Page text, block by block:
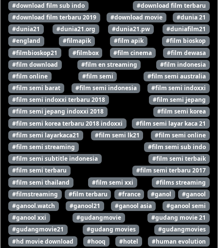
#download film sub indo
#download film terbaru
#download film terbaru 2019
#download movie
#dunia 21
#dunia21
#dunia21.org #dunia21.pw
#duniafilm21
#england
#filmapik #film apik
#film bioskop
#filmbioskop21
#filmbox #film cinema
#film dewasa
#film download
#film en streaming
#film indonesia
#film online
#film semi
#film semi australia
#film semi barat
#film semi indonesia
#film semi indoxxi
#film semi indoxxi terbaru 2018
#film semi jepang
#film semi jepang indoxxi 2018
#film semi korea
#film semi korea terbaru 2018 indoxxi
#film semi layar kaca 21
#film semi layarkaca21
#film semi lk21
#film semi online
#film semi streaming
#film semi sub indo
#film semi subtitle indonesia
#film semi terbaik
#film semi terbaru
#film semi terbaru 2017
#film semi thailand
#film semi xxi
#films streaming
#filmstreaming
#film terbaru #france #ganol
#ganool
#ganool.watch
#ganool21 #ganool asia
#ganool semi
#ganool xxi
#gudangmovie
#gudang movie 21
#gudangmovie21
#gudang movies
#gudangmovies
#hd movie download
#hooq #hotel
#human evolution